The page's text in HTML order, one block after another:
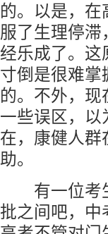
的。以是，
服了生理停滞
经乐成了。这
寸倒是很难掌
的。不外，
一些误区，以
在，康健人群
助。
有一位考生
批之间吧，中